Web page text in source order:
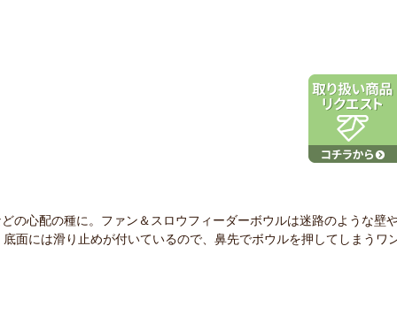
の心配の種に。ファン＆スロウフィーダーボウルは迷路のような壁
面には滑り止めが付いているので、鼻先でボウルを押してしまうワ